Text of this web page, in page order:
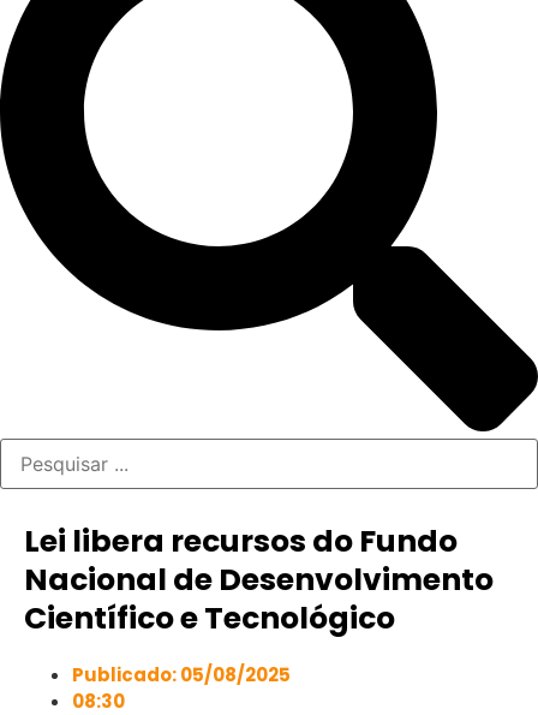
Lei libera recursos do Fundo
Nacional de Desenvolvimento
Científico e Tecnológico
Publicado:05/08/2025
08:30